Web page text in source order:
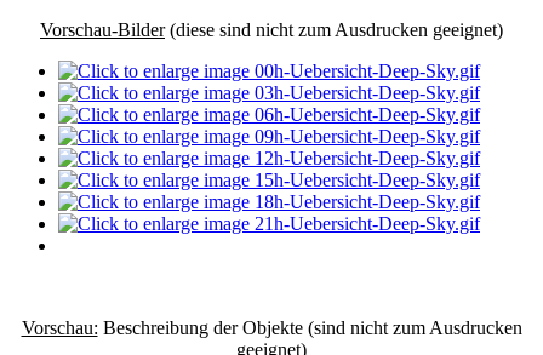
Vorschau-Bilder(diese sind nicht zum Ausdrucken geeignet)
Vorschau: Beschreibung der Objekte (sind nicht zum Ausdrucken
geeignet)